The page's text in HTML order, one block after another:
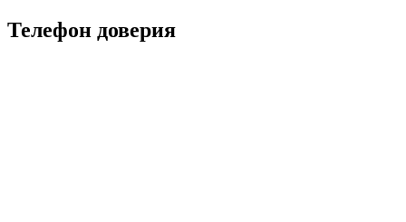
Телефон доверия